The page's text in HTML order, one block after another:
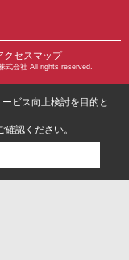
クセスマップ
式会社 All rights reserved.
ビス向上検討を目的と
確認ください。